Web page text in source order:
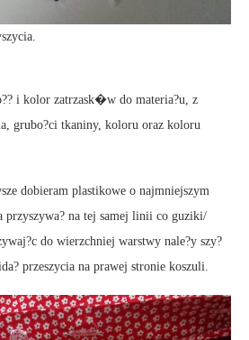
i kolor zatrzask�w do materia?u, z
grubo?ci tkaniny, koloru oraz koloru
dobieram plastikowe o najmniejszym
przyszywa? na tej samej linii co guziki/
do wierzchniej warstwy nale?y szy?
przeszycia na prawej stronie koszuli.